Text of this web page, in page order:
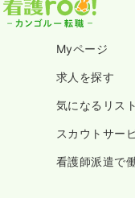
Myページ
求人を探す
気になるリスト
スカウトサー
看護師派遣で